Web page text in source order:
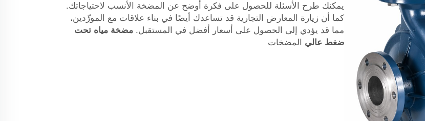
يمكنك طرح الأسئلة للحصول على فكرة أوضح عن المضخة الأنسب لاحتياجاتك.
كما أن زيارة المعارض التجارية قد تساعدك أيضًا في بناء علاقات مع المورِّدين،
مما قد يؤدي إلى الحصول على أسعار أفضل في المستقبل. مضخة مياه تحت
ضغط عالي
المضخات